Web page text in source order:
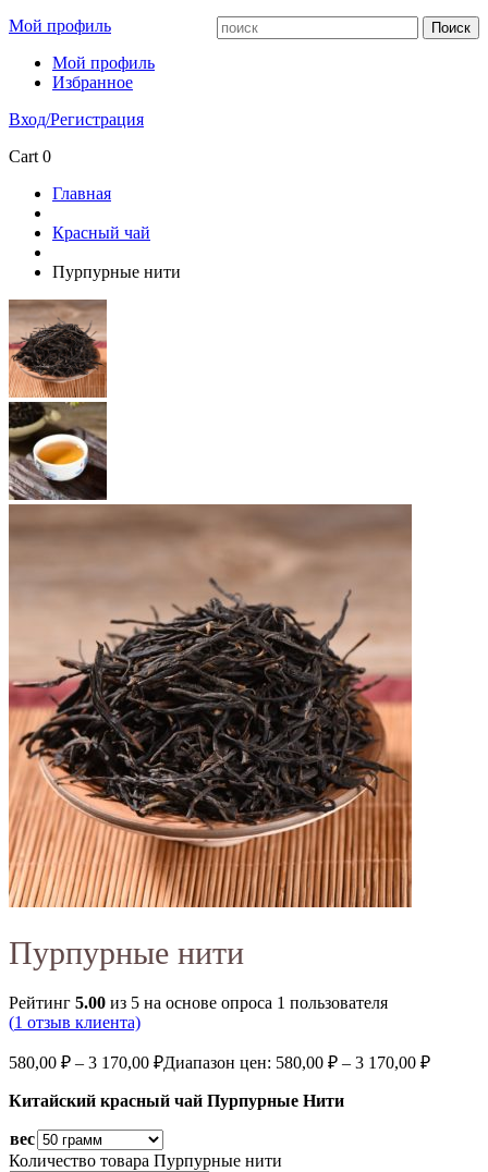
Мой профиль
Мой профиль
Избранное
Вход/Регистрация
Cart 0
Главная
Красный чай
Пурпурные нити
Пурпурные нити
Рейтинг 5.00 из 5 на основе опроса 1 пользователя
(1 отзыв клиента)
580,00 ₽ – 3 170,00 ₽Диапазон цен: 580,00 ₽ – 3 170,00 ₽
Китайский красный чай Пурпурные Нити
вес
Количество товара Пурпурные нити